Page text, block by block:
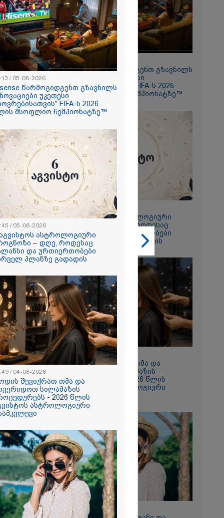
-
და
მათ
-
მიგრანტი,
ჩადენილი
5-ჯერ
მათ
არ
- ქეთა
მუხლით
იმნაძე - ამ
-
11:13 / 05-08-2026
Hisense წარმოგიდგენთ გზავნილს
"ინოვაციები უკეთესი
ცხოვრებისათვის" FIFA-ს 2026
წლის მსოფლიო ჩემპიონატზე™
22:45 / 05-08-2026
6 აგვისტოს ასტროლოგიური
პროგნოზი – დღე, როდესაც
ბალანსი და ურთიერთობები
პირველ პლანზე გადადის
10:49 / 04-08-2026
როდის შევიჭრათ თმა და
მოვერიდოთ სილამაზის
პროცედურებს - 2026 წლის
აგვისტოს ასტროლოგიური
გზამკვლევი
11:17 / 04-08-2026
/ 05-08-2026
წარმოგიდგენთ გზავნილს
უკეთესი
FIFA-ს 2026
მსოფლიო ჩემპიონატზე™
/ 05-08-2026
ასტროლოგიური
– დღე, როდესაც
და ურთიერთობები
პლანზე გადადის
/ 04-08-2026
შევიჭრათ თმა და
სილამაზის
- 2026 წლის
ასტროლოგიური